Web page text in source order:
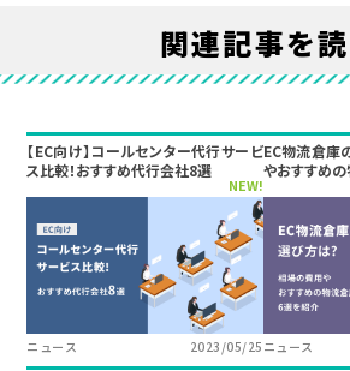
関連記事を
【EC向け】コールセンター代行サービ
ス比較！おすすめ代行会社8選
NEW!
ニュース 2023/05/25
EC物流倉庫
やおすすめ
ニュース